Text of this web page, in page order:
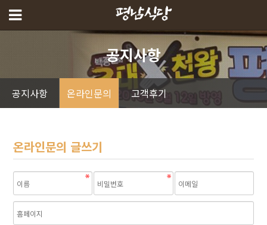
공지사항
공지사항 온라인문의 고객후기
온라인문의 글쓰기